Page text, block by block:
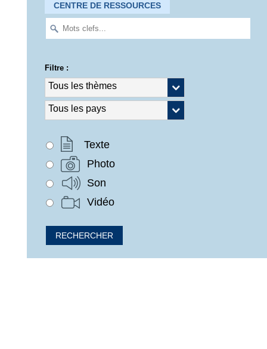
CENTRE DE RESSOURCES
Filtre :
Texte
Photo
Son
Vidéo